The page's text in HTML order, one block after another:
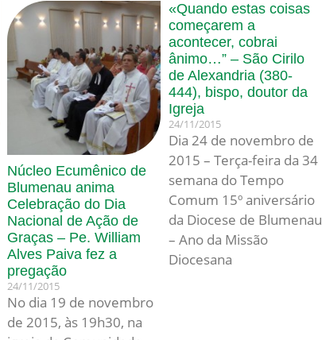
Núcleo Ecumênico de
Blumenau anima
Celebração do Dia
Nacional de Ação de
Graças – Pe. William
Alves Paiva fez a
pregação
24/11/2015
No dia 19 de novembro
de 2015, às 19h30, na
«Quando estas coisas
começarem a
acontecer, cobrai
ânimo…” – São Cirilo
de Alexandria (380-
444), bispo, doutor da
Igreja
24/11/2015
Dia 24 de novembro de
2015 – Terça-feira da 34
semana do Tempo
Comum 15º aniversário
da Diocese de Blumenau
– Ano da Missão
Diocesana